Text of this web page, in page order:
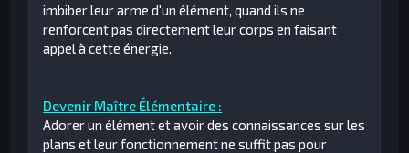
imbiber leur arme d'un élément, quand ils ne
renforcent pas directement leur corps en faisant
appel à cette énergie.
Devenir Maître Élémentaire :
Adorer un élément et avoir des connaissances sur les
plans et leur fonctionnement ne suffit pas pour